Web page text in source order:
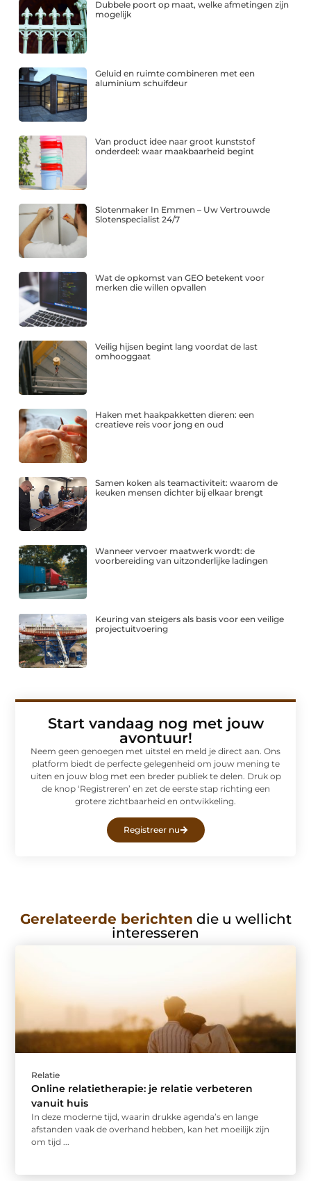
Dubbele poort op maat, welke afmetingen zijn
mogelijk
Geluid en ruimte combineren met een
aluminium schuifdeur
Van product idee naar groot kunststof
onderdeel: waar maakbaarheid begint
Slotenmaker In Emmen – Uw Vertrouwde
Slotenspecialist 24/7
Wat de opkomst van GEO betekent voor
merken die willen opvallen
Veilig hijsen begint lang voordat de last
omhooggaat
Haken met haakpakketten dieren: een
creatieve reis voor jong en oud
Samen koken als teamactiviteit: waarom de
keuken mensen dichter bij elkaar brengt
Wanneer vervoer maatwerk wordt: de
voorbereiding van uitzonderlijke ladingen
Keuring van steigers als basis voor een veilige
projectuitvoering
Start vandaag nog met jouw
avontuur!
Neem geen genoegen met uitstel en meld je direct aan. Ons
platform biedt de perfecte gelegenheid om jouw mening te
uiten en jouw blog met een breder publiek te delen. Druk op
de knop ‘Registreren’ en zet de eerste stap richting een
grotere zichtbaarheid en ontwikkeling.
Registreer nu
Gerelateerde berichten die u wellicht
interesseren
Relatie
Online relatietherapie: je relatie verbeteren
vanuit huis
In deze moderne tijd, waarin drukke agenda’s en lange
afstanden vaak de overhand hebben, kan het moeilijk zijn
om tijd ...